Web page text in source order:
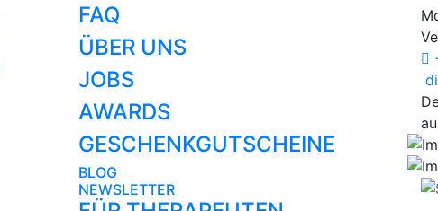
FAQ
ÜBER UNS
JOBS
AWARDS
GESCHENKGUTSCHEINE
BLOG
NEWSLETTER